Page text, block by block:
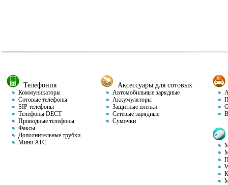
Телефония
Коммуникаторы
Сотовые телефоны
SIP телефоны
Телефоны DECT
Проводные телефоны
Факсы
Дополнительные трубки
Мини АТС
Аксессуары для сотовых
Автомобильные зарядные
Аккумуляторы
Защитные пленки
Сетевые зарядные
Сумочки